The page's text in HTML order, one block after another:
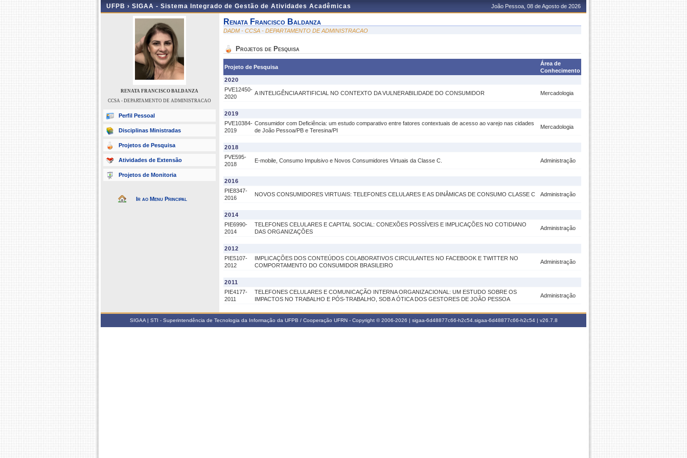
UFPB › SIGAA - Sistema Integrado de Gestão de Atividades Acadêmicas João Pessoa, 08 de Agosto de 2026
RENATA FRANCISCO BALDANZA
CCSA - DEPARTAMENTO DE ADMINISTRACAO
Perfil Pessoal
Disciplinas Ministradas
Projetos de Pesquisa
Atividades de Extensão
Projetos de Monitoria
Ir ao Menu Principal
Renata Francisco Baldanza
DADM - CCSA - DEPARTAMENTO DE ADMINISTRACAO
Projetos de Pesquisa
Projeto de Pesquisa
Área de
Conhecimento
2020
PVE12450-
2020
A INTELIGÊNCIA ARTIFICIAL NO CONTEXTO DA VULNERABILIDADE DO CONSUMIDOR Mercadologia
2019
PVE10384-
2019
Consumidor com Deficiência: um estudo comparativo entre fatores contextuais de acesso ao varejo nas cidades
de João Pessoa/PB e Teresina/PI
Mercadologia
2018
PVE595-
2018
E-mobile, Consumo Impulsivo e Novos Consumidores Virtuais da Classe C. Administração
2016
PIE8347-
2016
NOVOS CONSUMIDORES VIRTUAIS: TELEFONES CELULARES E AS DINÂMICAS DE CONSUMO CLASSE C Administração
2014
PIE6990-
2014
TELEFONES CELULARES E CAPITAL SOCIAL: CONEXÕES POSSÍVEIS E IMPLICAÇÕES NO COTIDIANO
DAS ORGANIZAÇÕES
Administração
2012
PIE5107-
2012
IMPLICAÇÕES DOS CONTEÚDOS COLABORATIVOS CIRCULANTES NO FACEBOOK E TWITTER NO
COMPORTAMENTO DO CONSUMIDOR BRASILEIRO
Administração
2011
PIE4177-
2011
TELEFONES CELULARES E COMUNICAÇÃO INTERNA ORGANIZACIONAL: UM ESTUDO SOBRE OS
IMPACTOS NO TRABALHO E PÓS-TRABALHO, SOB A ÓTICA DOS GESTORES DE JOÃO PESSOA
Administração
SIGAA | STI - Superintendência de Tecnologia da Informação da UFPB / Cooperação UFRN - Copyright © 2006-2026 | sigaa-6d48877c66-h2c54.sigaa-6d48877c66-h2c54 | v26.7.8